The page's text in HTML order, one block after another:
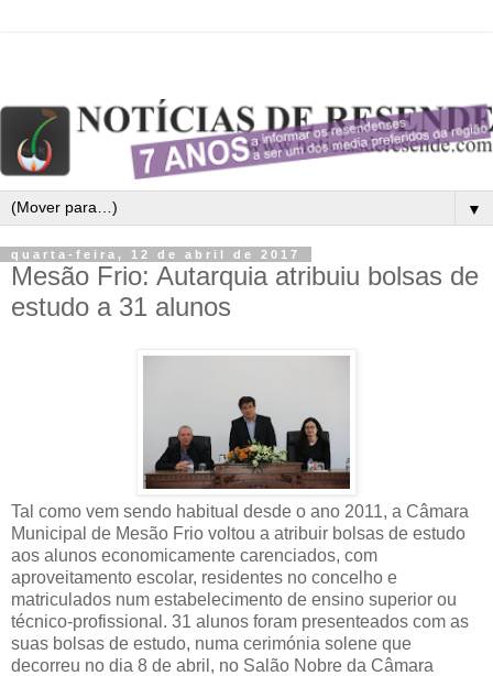
▼
quarta-feira, 12 de abril de 2017
Mesão Frio: Autarquia atribuiu bolsas de
estudo a 31 alunos
Tal como vem sendo habitual desde o ano 2011, a Câmara
Municipal de Mesão Frio voltou a atribuir bolsas de estudo
aos alunos economicamente carenciados, com
aproveitamento escolar, residentes no concelho e
matriculados num estabelecimento de ensino superior ou
técnico-profissional. 31 alunos foram presenteados com as
suas bolsas de estudo, numa cerimónia solene que
decorreu no dia 8 de abril, no Salão Nobre da Câmara